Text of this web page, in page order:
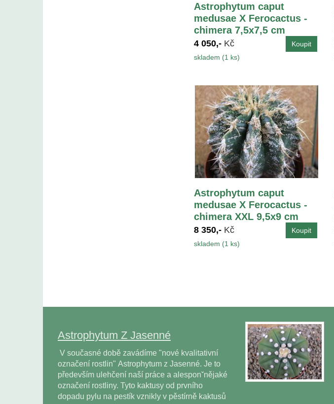
Astrophytum caput
medusae X Ferocactus -
chimera 7,5x7,5 cm
4 050,- Kč
skladem (1 ks)
Astrophytum caput
medusae X Ferocactus -
chimera XXL 9,5x9 cm
8 350,- Kč
skladem (1 ks)
Astrophytum Z Jasenné
V současné době zavádíme "nové kvalitativní
označení rostlin" Astrophytum z Jasenné. Je to
především ulehčení naší práce a alesponˇnějaké
označení rostliny. Tyto kaktusy od prvního
dopadu pylu na pestík vznikly v pěstírně kaktusů